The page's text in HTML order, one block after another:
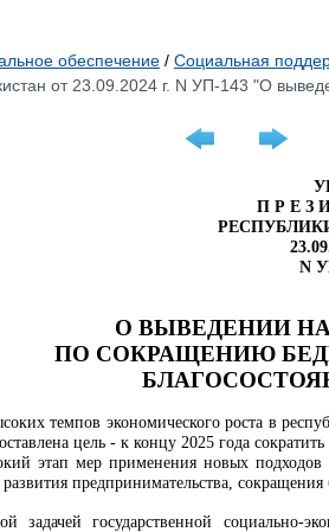
обеспечение / Социальная
от 23.09.2024 г. N УП-143 "О
П Р Е З
N
О ВЫВЕДЕНИИ
ПО СОКРАЩЕНИЮ
темпов экономического роста в
цель - к концу 2025 года
этап мер применения новых подходов
предпринимательства,
задачей государственной социально-